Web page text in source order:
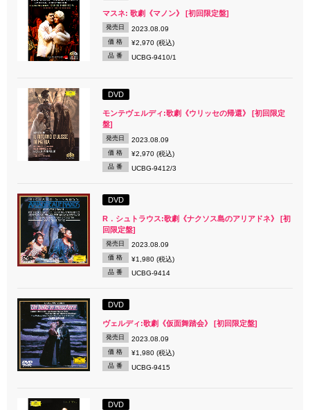
マスネ: 歌劇《マノン》 [初回限定盤]
発売日 2023.08.09
価 格 ¥2,970 (税込)
品 番 UCBG-9410/1
DVD
モンテヴェルディ:歌劇《ウリッセの帰還》 [初回限定
盤]
発売日 2023.08.09
価 格 ¥2,970 (税込)
品 番 UCBG-9412/3
DVD
R．シュトラウス:歌劇《ナクソス島のアリアドネ》 [初
回限定盤]
発売日 2023.08.09
価 格 ¥1,980 (税込)
品 番 UCBG-9414
DVD
ヴェルディ:歌劇《仮面舞踏会》 [初回限定盤]
発売日 2023.08.09
価 格 ¥1,980 (税込)
品 番 UCBG-9415
DVD